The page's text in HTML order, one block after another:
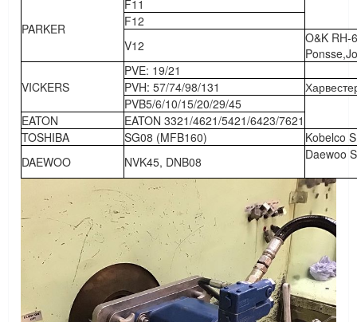
PARKER
F11
F12
V12
O&K RH-
VICKERS
PVE: 19/21
PVH: 57/74/98/131
PVB5/6/10/15/20/29/45
EATON
EATON 3321/4621/5421/6423/7621
TOSHIBA
SG08 (MFB160)
Kobelco
DAEWOO
NVK45, DNB08 Daewoo